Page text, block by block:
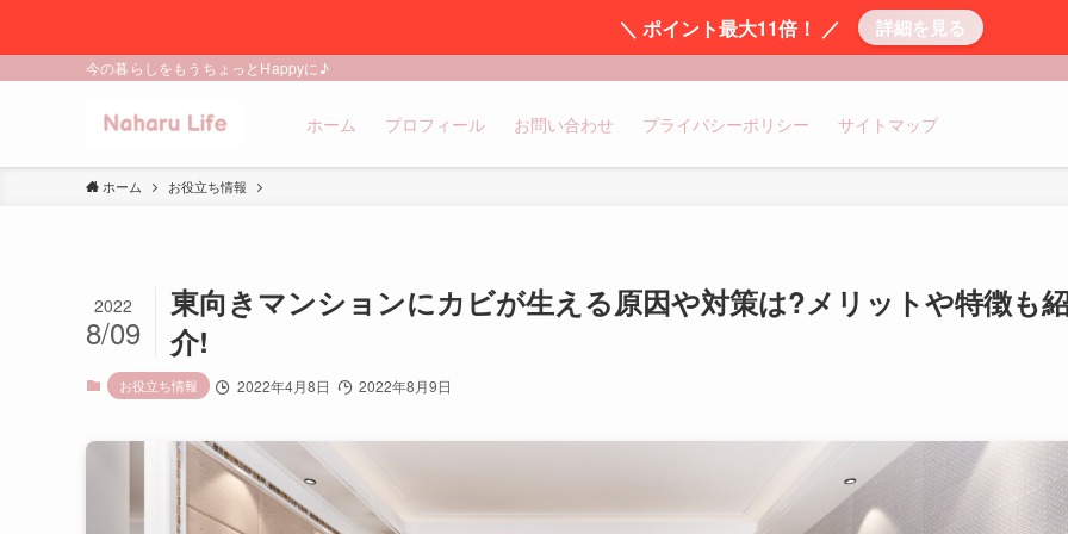
＼ ポイント最大11倍！ ／ 詳細を見る
今の暮らしをもうちょっとHappyに♪
ホーム プロフィール お問い合わせ プライバシーポリシー サイトマップ
ホーム お役立ち情報
東向きマンションにカビが生える原因や対策は?メリットや特徴も
介!
2022
8/09
お役立ち情報 2022年4月8日 2022年8月9日